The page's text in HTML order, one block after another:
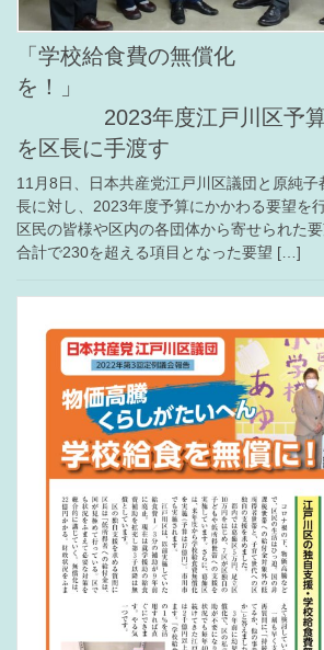
「学校給食費の無償化
を！
2023年度江戸川区予算
を区長に手渡す
11月8日、日本共産党江戸川区議団と原純
長に対し、2023年度予算にかかわる要望を
区民の皆様や区内の各団体から寄せられた要
合計で230を超える項目となった要望 […]